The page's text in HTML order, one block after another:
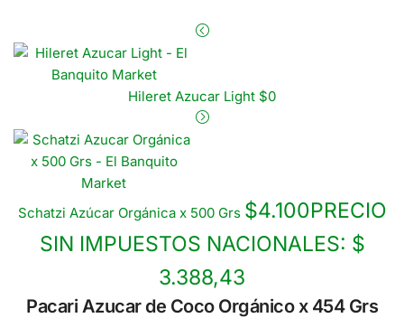
Hileret Azucar Light $0
Schatzi Azúcar Orgánica x 500 Grs $4.100PRECIO
SIN IMPUESTOS NACIONALES: $
3.388,43
Pacari Azucar de Coco Orgánico x 454 Grs